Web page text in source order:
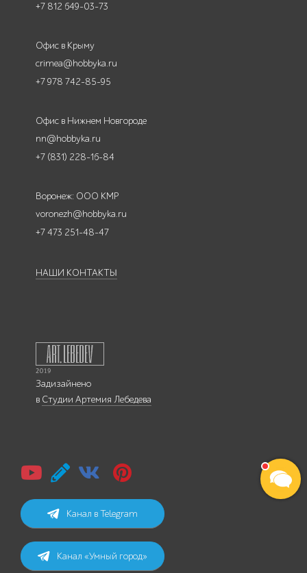
+7 812 649-03-73
Офис в Крыму
crimea@hobbyka.ru
+7 978 742-85-95
Офис в Нижнем Новгороде
nn@hobbyka.ru
+7 (831) 228-16-84
Воронеж: ООО КМР
voronezh@hobbyka.ru
+7 473 251-48-47
НАШИ КОНТАКТЫ
Задизайнено
в Студии Артемия Лебедева
Канал в Telegram
Канал «Умный город»